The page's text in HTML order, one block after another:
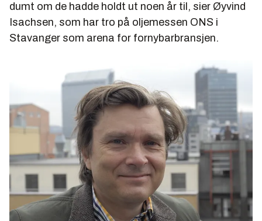
dumt om de hadde holdt ut noen år til, sier Øyvind
Isachsen, som har tro på oljemessen ONS i
Stavanger som arena for fornybarbransjen.